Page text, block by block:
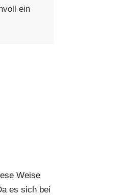
ein
Weise
es sich bei